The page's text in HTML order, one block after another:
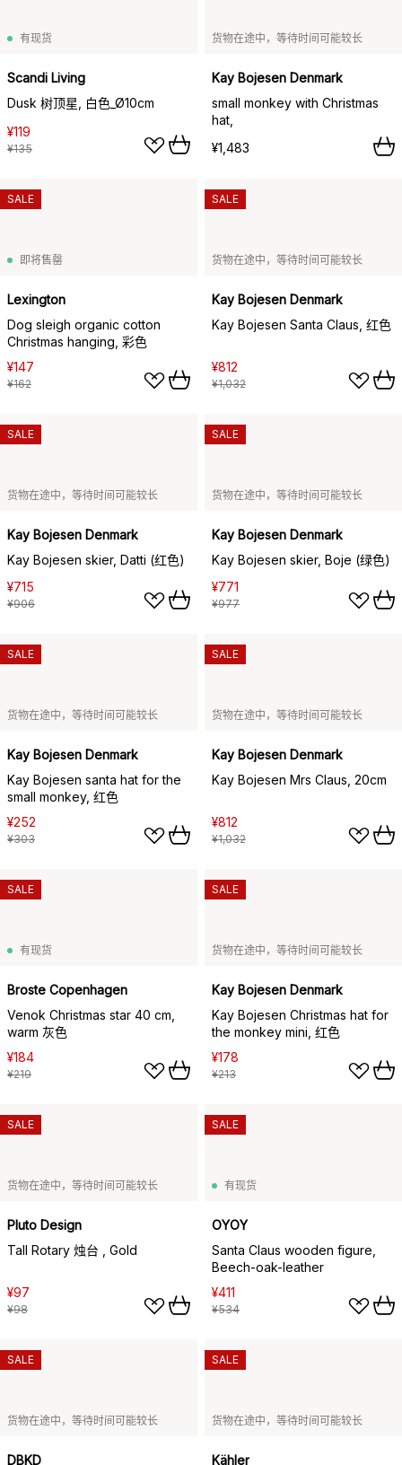
有现货
Scandi Living
Dusk 树顶星, 白色_Ø10cm
¥119
¥135
货物在途中，等待时间可能较长
Kay Bojesen Denmark
small monkey with Christmas
hat,
¥1,483
即将售罄
Lexington
Dog sleigh organic cotton
Christmas hanging, 彩色
¥147
¥162
SALE
货物在途中，等待时间可能较长
Kay Bojesen Denmark
Kay Bojesen Santa Claus, 红色
¥812
¥1,032
SALE
货物在途中，等待时间可能较长
Kay Bojesen Denmark
Kay Bojesen skier, Datti (红色)
¥715
¥906
SALE
货物在途中，等待时间可能较长
Kay Bojesen Denmark
Kay Bojesen skier, Boje (绿色)
¥771
¥977
SALE
货物在途中，等待时间可能较长
Kay Bojesen Denmark
Kay Bojesen santa hat for the
small monkey, 红色
¥252
¥303
SALE
货物在途中，等待时间可能较长
Kay Bojesen Denmark
Kay Bojesen Mrs Claus, 20cm
¥812
¥1,032
SALE
有现货
Broste Copenhagen
Venok Christmas star 40 cm,
warm 灰色
¥184
¥219
SALE
货物在途中，等待时间可能较长
Kay Bojesen Denmark
Kay Bojesen Christmas hat for
the monkey mini, 红色
¥178
¥213
SALE
货物在途中，等待时间可能较长
Pluto Design
Tall Rotary 烛台 , Gold
¥97
¥98
SALE
有现货
OYOY
Santa Claus wooden figure,
Beech-oak-leather
¥411
¥534
SALE
货物在途中，等待时间可能较长
DBKD
SALE
货物在途中，等待时间可能较长
Kähler
SALE